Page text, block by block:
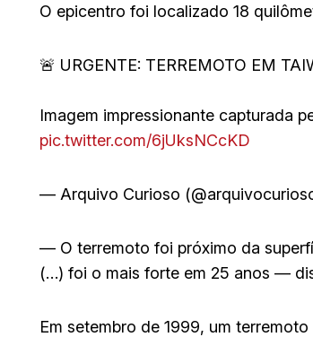
O epicentro foi localizado 18
🚨 URGENTE: TERREMOTO EM
Imagem impressionante capturada
pic.twitter.com/6jUksNCcKD
— Arquivo Curioso
— O terremoto foi próximo da
(…) foi o mais forte em 25 anos —
Em setembro de 1999, um